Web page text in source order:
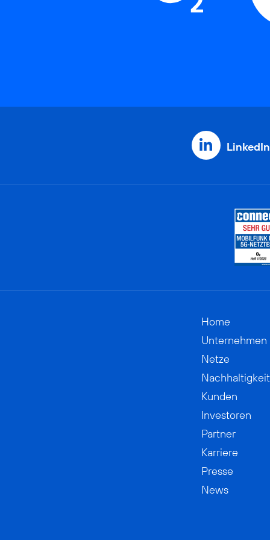
LinkedIn
Home
Unternehmen
Netze
Nachhaltigkeit
Kunden
Investoren
Partner
Karriere
Presse
News